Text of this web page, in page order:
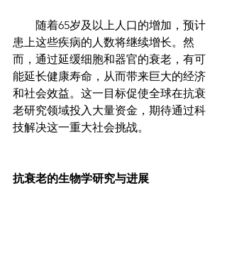
患上这些疾病的人数将继续增长。然
而，通过延缓细胞和器官的衰老，有可
能延长健康寿命，从而带来巨大的经济
和社会效益。这一目标促使全球在抗衰
老研究领域投入大量资金，期待通过科
技解决这一重大社会挑战。
抗衰老的生物学研究与进展